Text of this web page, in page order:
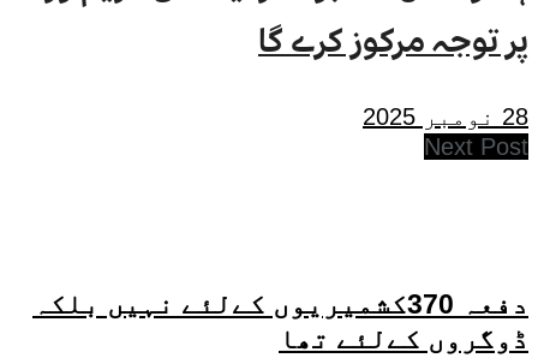
پر توجہ مرکوز کرے گا
28 نومبر 2025
Next Post
دفعہ 370کشمیریوں کےلئے نہیں بلکہ
ڈوگروں کےلئے تھا